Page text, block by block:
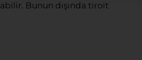
Bunun dışında tiroit